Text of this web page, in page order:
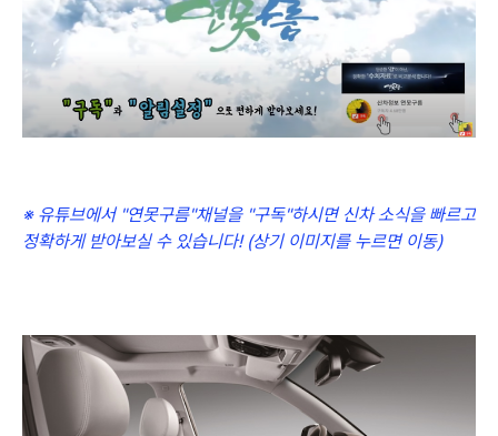
※ 유튜브에서 "연못구름"채널을 "구독"하시면 신차 소식을 빠르고
정확하게 받아보실 수 있습니다! (상기 이미지를 누르면 이동)